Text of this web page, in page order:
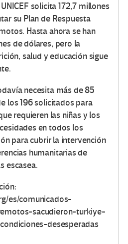
solicita 172,7 millones
su Plan de Respuesta
Hasta ahora se han
de dólares, pero la
salud y educación sigue
necesita más de 85
los 196 solicitados para
requieren las niñas y los
en todos los
para cubrir la intervención
humanitarias de
escasea.
es/comunicados-
sacudieron-turkiye-
desesperadas